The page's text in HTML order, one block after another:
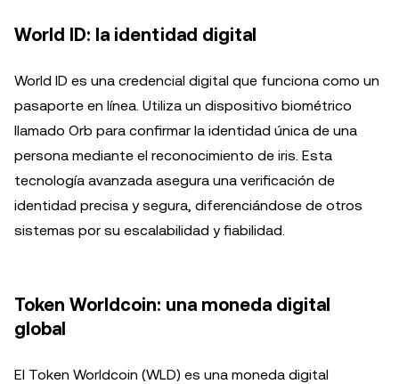
World ID: la identidad digital
World ID es una credencial digital que funciona como un
pasaporte en línea. Utiliza un dispositivo biométrico
llamado Orb para confirmar la identidad única de una
persona mediante el reconocimiento de iris. Esta
tecnología avanzada asegura una verificación de
identidad precisa y segura, diferenciándose de otros
sistemas por su escalabilidad y fiabilidad.
Token Worldcoin: una moneda digital
global
El Token Worldcoin (WLD) es una moneda digital